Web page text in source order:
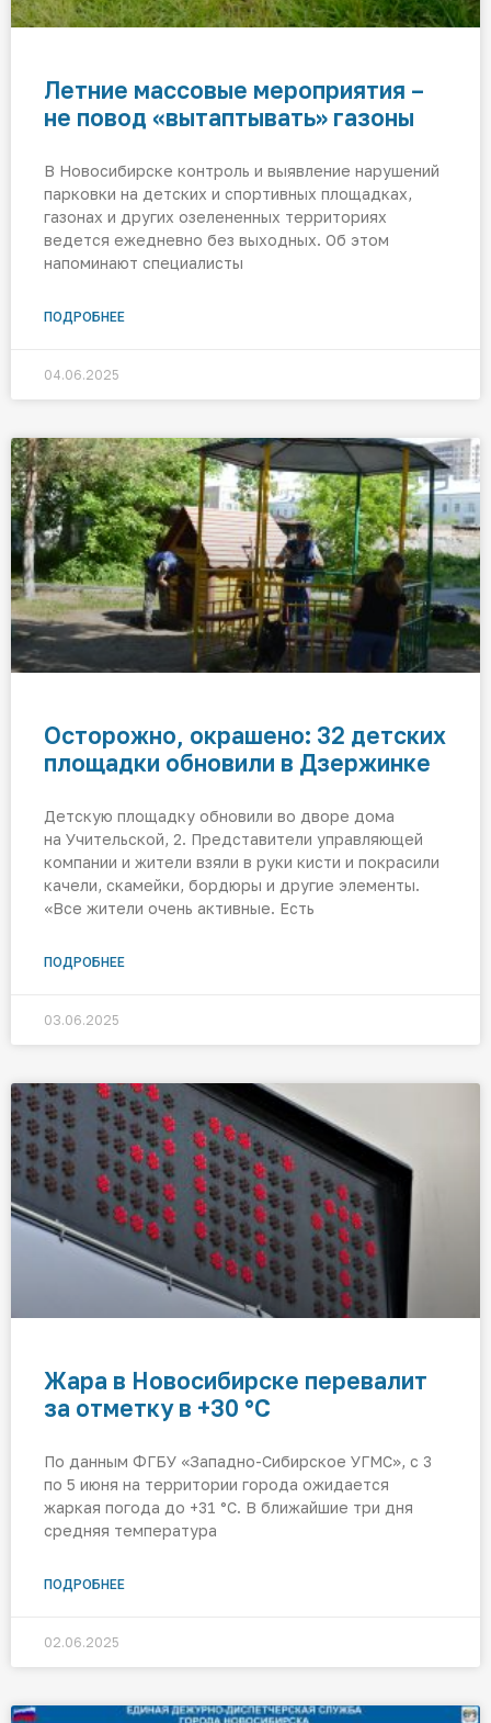
Летние массовые мероприятия –
не повод «вытаптывать» газоны
В Новосибирске контроль и выявление нарушений
парковки на детских и спортивных площадках,
газонах и других озелененных территориях
ведется ежедневно без выходных. Об этом
напоминают специалисты
ПОДРОБНЕЕ
04.06.2025
Осторожно, окрашено: 32 детских
площадки обновили в Дзержинке
Детскую площадку обновили во дворе дома
на Учительской, 2. Представители управляющей
компании и жители взяли в руки кисти и покрасили
качели, скамейки, бордюры и другие элементы.
«Все жители очень активные. Есть
ПОДРОБНЕЕ
03.06.2025
Жара в Новосибирске перевалит
за отметку в +30 °C
По данным ФГБУ «Западно-Сибирское УГМС», с 3
по 5 июня на территории города ожидается
жаркая погода до +31 °C. В ближайшие три дня
средняя температура
ПОДРОБНЕЕ
02.06.2025